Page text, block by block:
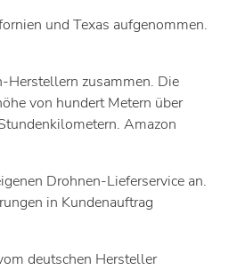
und Texas aufgenommen.
Herstellern zusammen. Die
von hundert Metern über
Amazon
Drohnen-Lieferservice an.
in Kundenauftrag
deutschen Hersteller